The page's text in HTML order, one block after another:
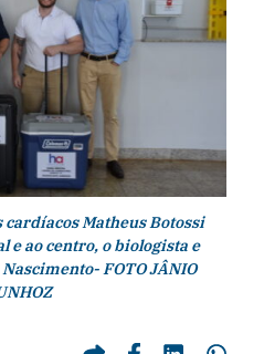
Matheus Botossi
e ao centro, o biologista e
FOTO JÂNIO